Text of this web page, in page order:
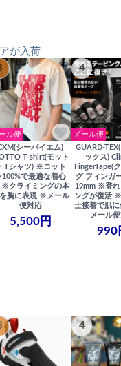
が入荷
ル便
シーバイエム)
T-shirt(モット
Tシャツ) ※コット
100%で最適な着心
※クライミングの本
胸に表現 ※メール
便対応
5,500円
4
メール便
GUARD-
ックス)
FingerTape(
グ フィンガ
19mm ※登れ
ングが復活
士接着で肌
メール
990
4